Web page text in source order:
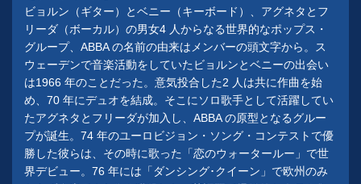
ビョルン（ギター）とベニー（キーボード）、アグネタとフ
リーダ（ボーカル）の男女4 人からなる世界的なポップス・
グループ、ABBA の名前の由来はメンバーの頭文字から。ス
ウェーデンで音楽活動をしていたビョルンとベニーの出会い
は1966 年のことだった。意気投合した2 人は共に作曲を始
め、70 年にデュオを結成。そこにソロ歌手として活躍してい
たアグネタとフリーダが加入し、ABBA の原型となるグルー
プが誕生。74 年のユーロビジョン・ソング・コンテストで優
勝した彼らは、その時に歌った「恋のウォータールー」で世
界デビュー。76 年には「ダンシング･クイーン」で欧州のみ